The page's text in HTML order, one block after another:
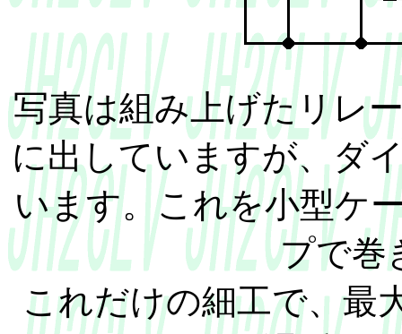
写真は組み上げたリレ
に出していますが、ダ
います。これを小型ケ
プで巻
これだけの細工で、最